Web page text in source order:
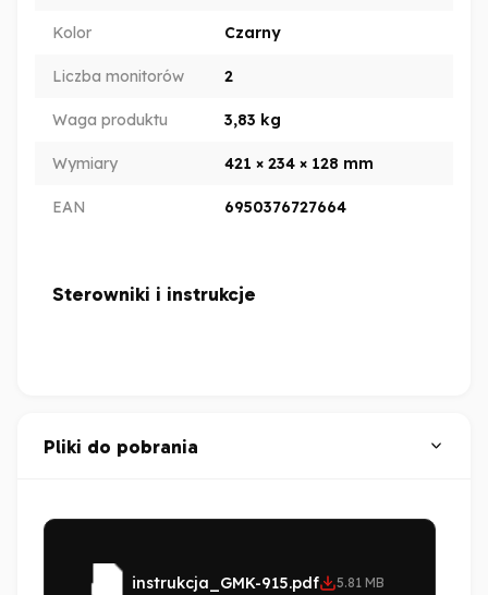
Kolor Czarny
Liczba monitorów 2
Waga produktu 3,83 kg
Wymiary 421 × 234 × 128 mm
EAN 6950376727664
Sterowniki i instrukcje
Pliki do pobrania
instrukcja_GMK-915.pdf 5.81 MB